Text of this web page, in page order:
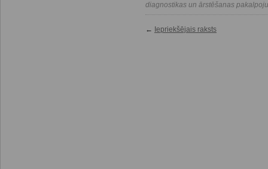
diagnostikas un ārstēšanas
← Iepriekšējais raksts